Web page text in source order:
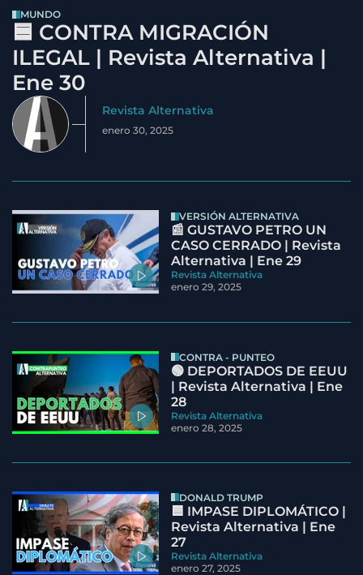
MUNDO
🟦 CONTRA MIGRACIÓN
ILEGAL | Revista Alternativa |
Ene 30
Revista Alternativa
enero 30, 2025
VERSIÓN ALTERNATIVA
📰 GUSTAVO PETRO UN
CASO CERRADO | Revista
Alternativa | Ene 29
Revista Alternativa
enero 29, 2025
CONTRA - PUNTEO
🟢 DEPORTADOS DE EEUU
| Revista Alternativa | Ene
28
Revista Alternativa
enero 28, 2025
DONALD TRUMP
🟦 IMPASE DIPLOMÁTICO |
Revista Alternativa | Ene
27
Revista Alternativa
enero 27, 2025